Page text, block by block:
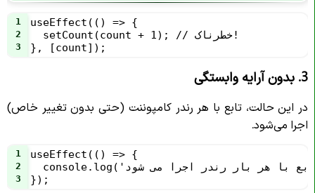
1 useEffect(() => {
2
  setCount(count + 1); // خطرناک!
3 }, [count]);
3. بدون آرایه وابستگی
در این حالت، تابع با هر رندر کامپوننت (حتی بدون تغییر خاص)
اجرا می‌شود.
1 useEffect(() => {
2
3
});